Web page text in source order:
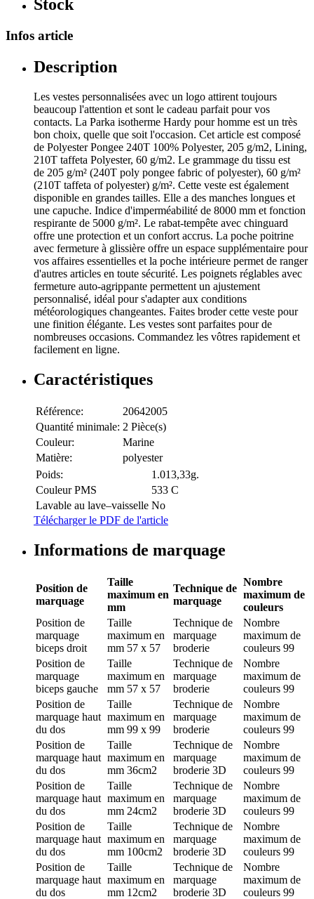
Stock
Infos article
Description
Les vestes personnalisées avec un logo attirent toujours
beaucoup l'attention et sont le cadeau parfait pour vos
contacts. La Parka isotherme Hardy pour homme est un très
bon choix, quelle que soit l'occasion. Cet article est composé
de Polyester Pongee 240T 100% Polyester, 205 g/m2, Lining,
210T taffeta Polyester, 60 g/m2. Le grammage du tissu est
de 205 g/m² (240T poly pongee fabric of polyester), 60 g/m²
(210T taffeta of polyester) g/m². Cette veste est également
disponible en grandes tailles. Elle a des manches longues et
une capuche. Indice d'imperméabilité de 8000 mm et fonction
respirante de 5000 g/m². Le rabat-tempête avec chinguard
offre une protection et un confort accrus. La poche poitrine
avec fermeture à glissière offre un espace supplémentaire pour
vos affaires essentielles et la poche intérieure permet de ranger
d'autres articles en toute sécurité. Les poignets réglables avec
fermeture auto-agrippante permettent un ajustement
personnalisé, idéal pour s'adapter aux conditions
météorologiques changeantes. Faites broder cette veste pour
une finition élégante. Les vestes sont parfaites pour de
nombreuses occasions. Commandez les vôtres rapidement et
facilement en ligne.
Caractéristiques
Référence:
20642005
Quantité minimale: 2 Pièce(s)
Couleur:
Marine
Matière:
polyester
Poids:
1.013,33g.
Couleur PMS
533 C
Lavable au lave–vaisselle No
Télécharger le PDF de l'article
Informations de marquage
Position de
marquage
Taille
maximum en
mm
Technique de
marquage
Nombre
maximum de
couleurs
Position de
marquage
biceps droit
Taille
maximum en
mm 57 x 57
Technique de
marquage
broderie
Nombre
maximum de
couleurs 99
Position de
marquage
biceps gauche
Taille
maximum en
mm 57 x 57
Technique de
marquage
broderie
Nombre
maximum de
couleurs 99
Position de
marquage haut
du dos
Taille
maximum en
mm 99 x 99
Technique de
marquage
broderie
Nombre
maximum de
couleurs 99
Position de
marquage haut
du dos
Taille
maximum en
mm 36cm2
Technique de
marquage
broderie 3D
Nombre
maximum de
couleurs 99
Position de
marquage haut
du dos
Taille
maximum en
mm 24cm2
Technique de
marquage
broderie 3D
Nombre
maximum de
couleurs 99
Position de
marquage haut
du dos
Taille
maximum en
mm 100cm2
Technique de
marquage
broderie 3D
Nombre
maximum de
couleurs 99
Position de
marquage haut
du dos
Taille
maximum en
mm 12cm2
Technique de
marquage
broderie 3D
Nombre
maximum de
couleurs 99